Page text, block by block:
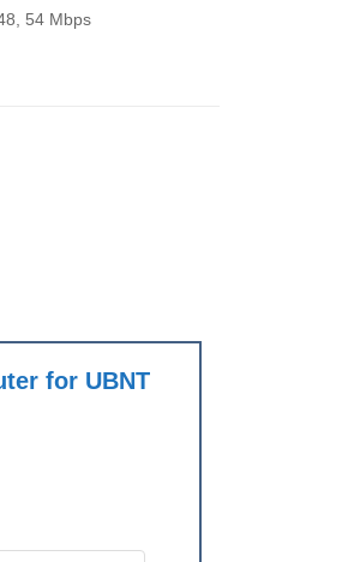
54 Mbps
for UBNT